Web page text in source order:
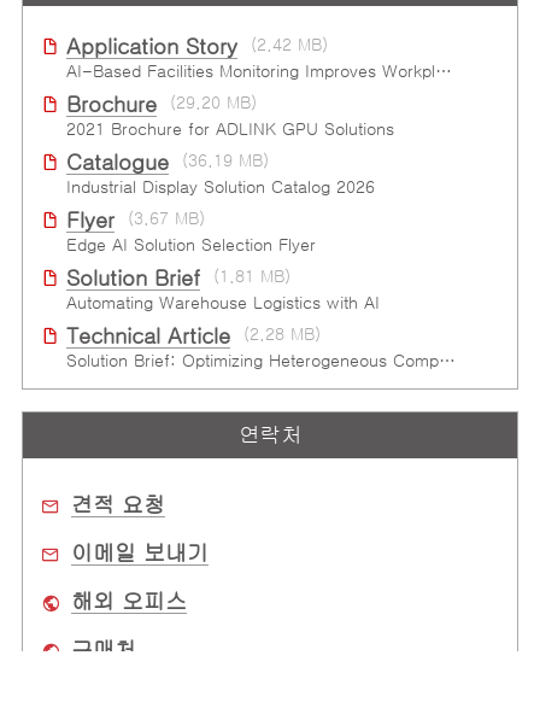
Application Story
(2.42 MB)
AI-Based Facilities Monitoring Improves Workplace Safety
Brochure
(29.20 MB)
2021 Brochure for ​ADLINK GPU Solutions
Catalogue
(36.19 MB)
Industrial Display Solution Catalog 2026
Flyer
(3.67 MB)
Edge AI Solution Selection Flyer
Solution Brief
(1.81 MB)
Automating Warehouse Logistics with AI
Technical Article
(2.28 MB)
Solution Brief: Optimizing Heterogeneous Computing
연락처
견적 요청
이메일 보내기
해외 오피스
구매처